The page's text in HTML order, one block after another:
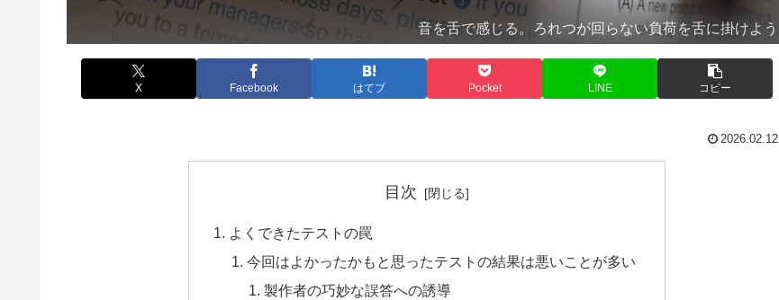
音を舌で感じる。ろれつが回らない負荷を舌に掛けよう
X Facebook はてブ Pocket LINE コピー
2026.02.12
目次
よくできたテストの罠
今回はよかったかもと思ったテストの結果は悪いことが多い
製作者の巧妙な誤答への誘導